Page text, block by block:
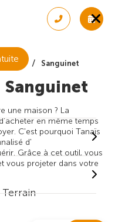
Sanguinet
Sanguinet
une maison ? La
en même temps
C'est pourquoi Tanaïs
d'
Grâce à cet outil, vous
vous projeter dans votre